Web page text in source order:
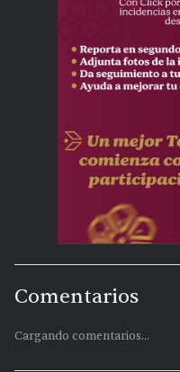
Comentarios
Cargando comentarios...